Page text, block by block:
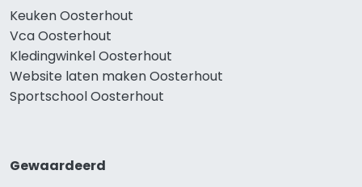
Keuken Oosterhout
Vca Oosterhout
Kledingwinkel Oosterhout
Website laten maken Oosterhout
Sportschool Oosterhout
Gewaardeerd